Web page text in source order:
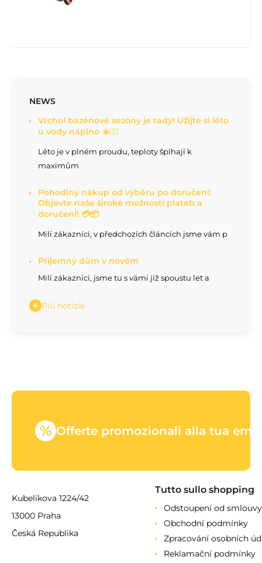
NEWS
Vrchol bazénové sezóny je tady! Užijte si léto
u vody naplno ☀️🏊‍♂️
Léto je v plném proudu, teploty šplhají k
maximům
Pohodlný nákup od výběru po doručení:
Objevte naše široké možnosti plateb a
doručení! 💳📦
Milí zákazníci, v předchozích článcích jsme vám p
Příjemný dům v novém
Milí zákazníci, jsme tu s vámi již spoustu let a
Più notizie
% Offerte promozionali alla tua
Kubelíkova 1224/42
13000 Praha
Česká Republika
Tutto sullo shopping
Odstoupení od smlouvy
Obchodní podmínky
Zpracování osobních
Reklamační podmínky